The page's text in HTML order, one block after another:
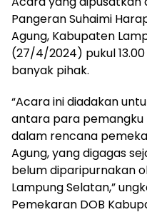
Pangeran Suhaimi
Agung, Kabupaten
(27/4/2024) pukul
banyak pihak.
“Acara ini diadakan
antara para
dalam rencana
Agung, yang digagas
belum diparipurnakan
Lampung Selatan,”
Pemekaran DOB